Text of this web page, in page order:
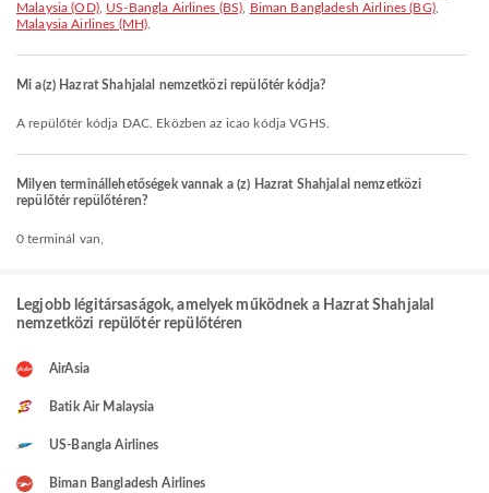
Malaysia (OD), US-Bangla Airlines (BS) Biman Bangladesh Airlines (BG),
Malaysia Airlines (MH)
Mi a(z) Hazrat Shahjalal nemzetközi repülőtér kódja?
A repülőtér kódja DAC. Eközben az icao kódja VGHS.
Milyen terminállehetőségek vannak a (z) Hazrat Shahjalal nemzetközi
repülőtér repülőtéren?
0 terminál van,
Legjobb légitársaságok, amelyek működnek a Hazrat Shahjalal
nemzetközi repülőtér repülőtéren
AirAsia
Batik Air Malaysia
US-Bangla Airlines
Biman Bangladesh Airlines